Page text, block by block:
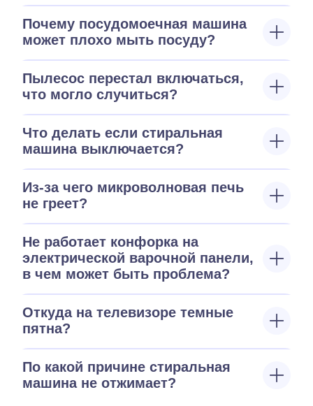
Почему посудомоечная машина
может плохо мыть посуду?
Пылесос перестал включаться,
что могло случиться?
Что делать если стиральная
машина выключается?
Из-за чего микроволновая печь
не греет?
Не работает конфорка на
электрической варочной панели,
в чем может быть проблема?
Откуда на телевизоре темные
пятна?
По какой причине стиральная
машина не отжимает?